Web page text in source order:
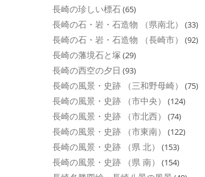
長崎の珍しい標石(65)
長崎の石・岩・石造物 （県南北） (33)
長崎の石・岩・石造物 （長崎市） (92)
長崎の藩境石と塚 (29)
長崎の西空の夕日 (93)
長崎の風景・史跡 （三和野母崎） (75)
長崎の風景・史跡 （市中央） (124)
長崎の風景・史跡 （市北西） (74)
長崎の風景・史跡 （市東南） (122)
長崎の風景・史跡 （県 北） (153)
長崎の風景・史跡 （県 南） (154)